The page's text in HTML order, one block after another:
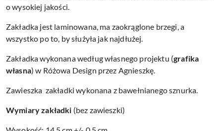
o wysokiej jakości.
Zakładka jest laminowana, ma zaokrąglone brzegi, a
wszystko po to, by służyła jak najdłużej.
Zakładka wykonana według własnego projektu (grafika
własna) w Różowa Design przez Agnieszkę.
Zawieszka zakładki wykonana z bawełnianego sznurka.
Wymiary zakładki (bez zawieszki)